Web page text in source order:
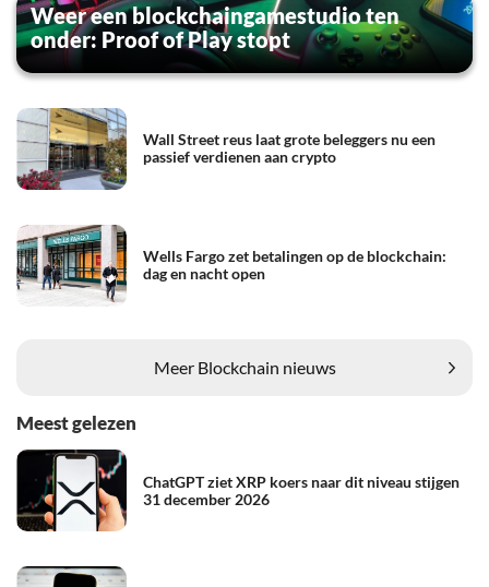
Weer een blockchaingamestudio ten
onder: Proof of Play stopt
Wall Street reus laat grote beleggers nu een
passief verdienen aan crypto
Wells Fargo zet betalingen op de blockchain:
dag en nacht open
Meer Blockchain nieuws
Meest gelezen
ChatGPT ziet XRP koers naar dit niveau stijgen
31 december 2026